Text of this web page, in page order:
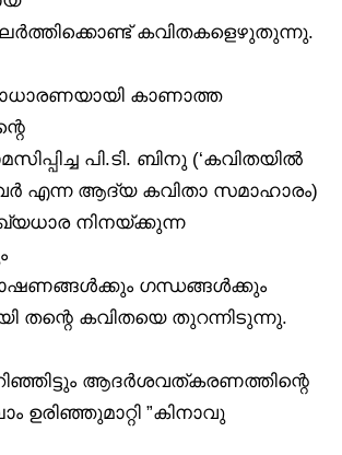
കവിതകളെഴുതുന്നു.
കാണാത്ത
പി.ടി. ബിനു (‘കവിതയിൽ
എന്ന ആദ്യ കവിതാ സമാഹാരം)
നിനയ്ക്കുന്ന
ഗന്ധങ്ങൾക്കും
തന്റെ കവിതയെ തുറന്നിടുന്നു.
ആദർശവത്കരണത്തിന്റെ
ഉരിഞ്ഞുമാറ്റി ”കിനാവു